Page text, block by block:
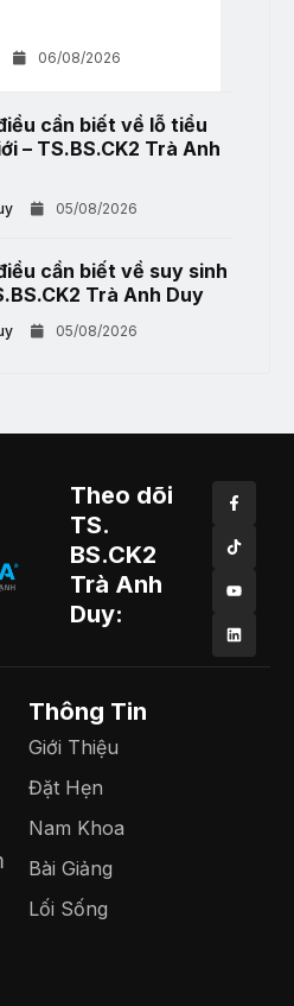
06/08/2026
cần biết về lỗ tiểu
– TS.BS.CK2 Trà Anh
05/08/2026
cần biết về suy sinh
Trà Anh Duy
05/08/2026
Theo dõi
TS.
BS.CK2
Trà Anh
Duy:
Thông Tin
Giới Thiệu
Đặt Hẹn
Nam Khoa
Bài Giảng
Lối Sống